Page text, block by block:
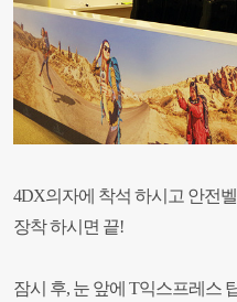
4DX의자에 착석 하시고 안전
장착 하시면 끝!
잠시 후, 눈 앞에 T익스프레스